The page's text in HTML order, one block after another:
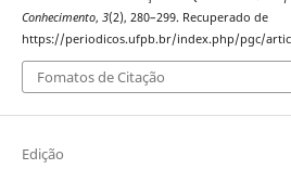
Conhecimento, 3(2), 280–299. Recuperado de
https://periodicos.ufpb.br/index.php/pgc/
Fomatos de Citação
Edição